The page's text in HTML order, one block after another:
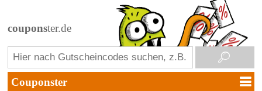
couponster.de